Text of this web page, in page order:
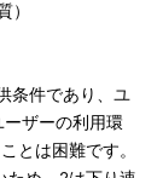
）
条件であり、ユ
ザーの利用環
とは困難です。